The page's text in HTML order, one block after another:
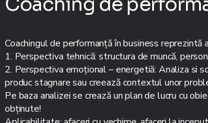
Coachingul de performanță în business
1. Perspectiva tehnică: structura de muncă,
2. Perspectiva emoțional – energetiă: Analiza si
produc stagnare sau creează contextul unor
Pe baza analizei se crează un plan de lucru cu
obținute!